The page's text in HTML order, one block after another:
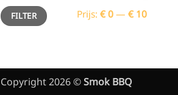
Min.
prijs
Max.
prijsFILTER Prijs: € 0— € 10
Copyright 2026 ©Smok BBQ